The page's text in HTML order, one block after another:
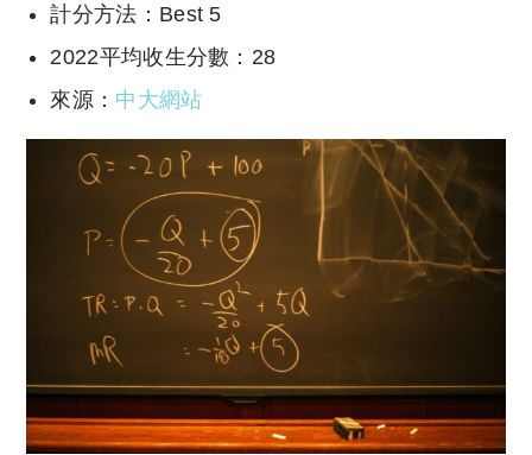
計分方法：Best 5
2022平均收生分數：28
來源： 中大網站